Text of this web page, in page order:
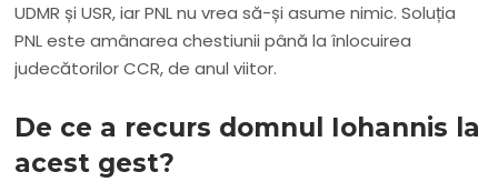
UDMR și USR, iar PNL nu vrea să-și asume nimic. Soluția
PNL este amânarea chestiunii până la înlocuirea
judecătorilor CCR, de anul viitor.
De ce a recurs domnul Iohannis la
acest gest?